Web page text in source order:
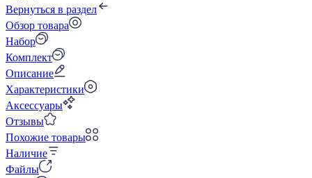
Вернуться в раздел
Обзор товара
Набор
Комплект
Описание
Характеристики
Аксессуары
Отзывы
Похожие товары
Наличие
Файлы